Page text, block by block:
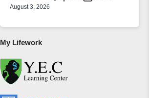
August 3, 2026
My Lifework